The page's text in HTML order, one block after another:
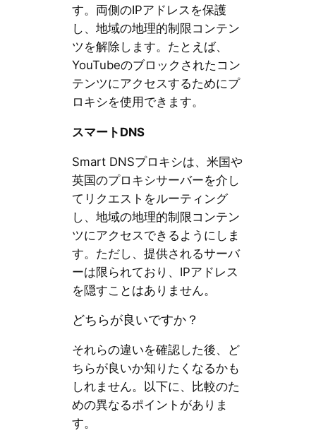
す。両側のIPアドレスを保護
し、地域の地理的制限コンテン
ツを解除します。たとえば、
YouTubeのブロックされたコン
テンツにアクセスするためにプ
ロキシを使用できます。
スマートDNS
Smart DNSプロキシは、米国や
英国のプロキシサーバーを介し
てリクエストをルーティング
し、地域の地理的制限コンテン
ツにアクセスできるようにしま
す。ただし、提供されるサーバ
ーは限られており、IPアドレス
を隠すことはありません。
どちらが良いですか？
それらの違いを確認した後、ど
ちらが良いか知りたくなるかも
しれません。以下に、比較のた
めの異なるポイントがありま
す。